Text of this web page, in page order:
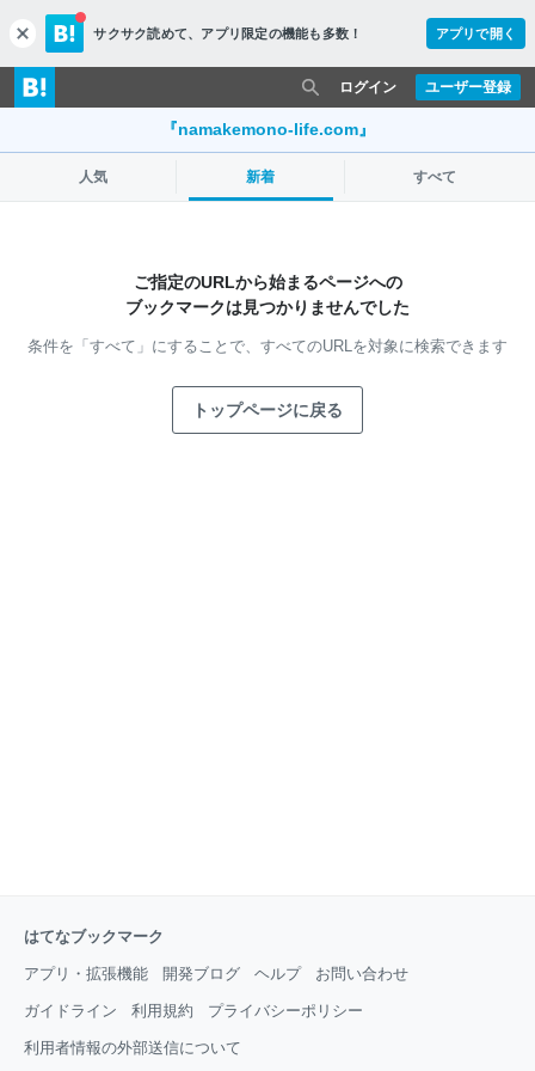
c
l
o
s
サクサク読めて、 アプリ限定の機能も多数！ アプリで開く
ユーザー登録
ログイン
『namakemono-life.com』
人気 新着 すべて
ご指定のURLから始まるページへの
ブックマークは見つかりませんでした
条件を「すべて」にすることで、 すべてのURLを対象に検索できます
トップページに戻る
はてなブックマーク
アプリ・拡張機能 開発ブログ ヘルプ お問い合わせ
ガイドライン 利用規約 プライバシーポリシー
利用者情報の外部送信について